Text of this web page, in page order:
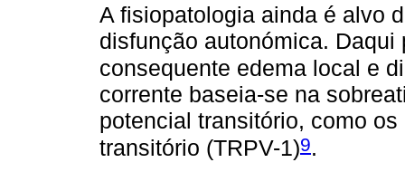
A fisiopatologia ainda é alvo
disfunção autonómica.
consequente edema local e
corrente baseia-se na
potencial transitório, como
transitório (TRPV-1)9.